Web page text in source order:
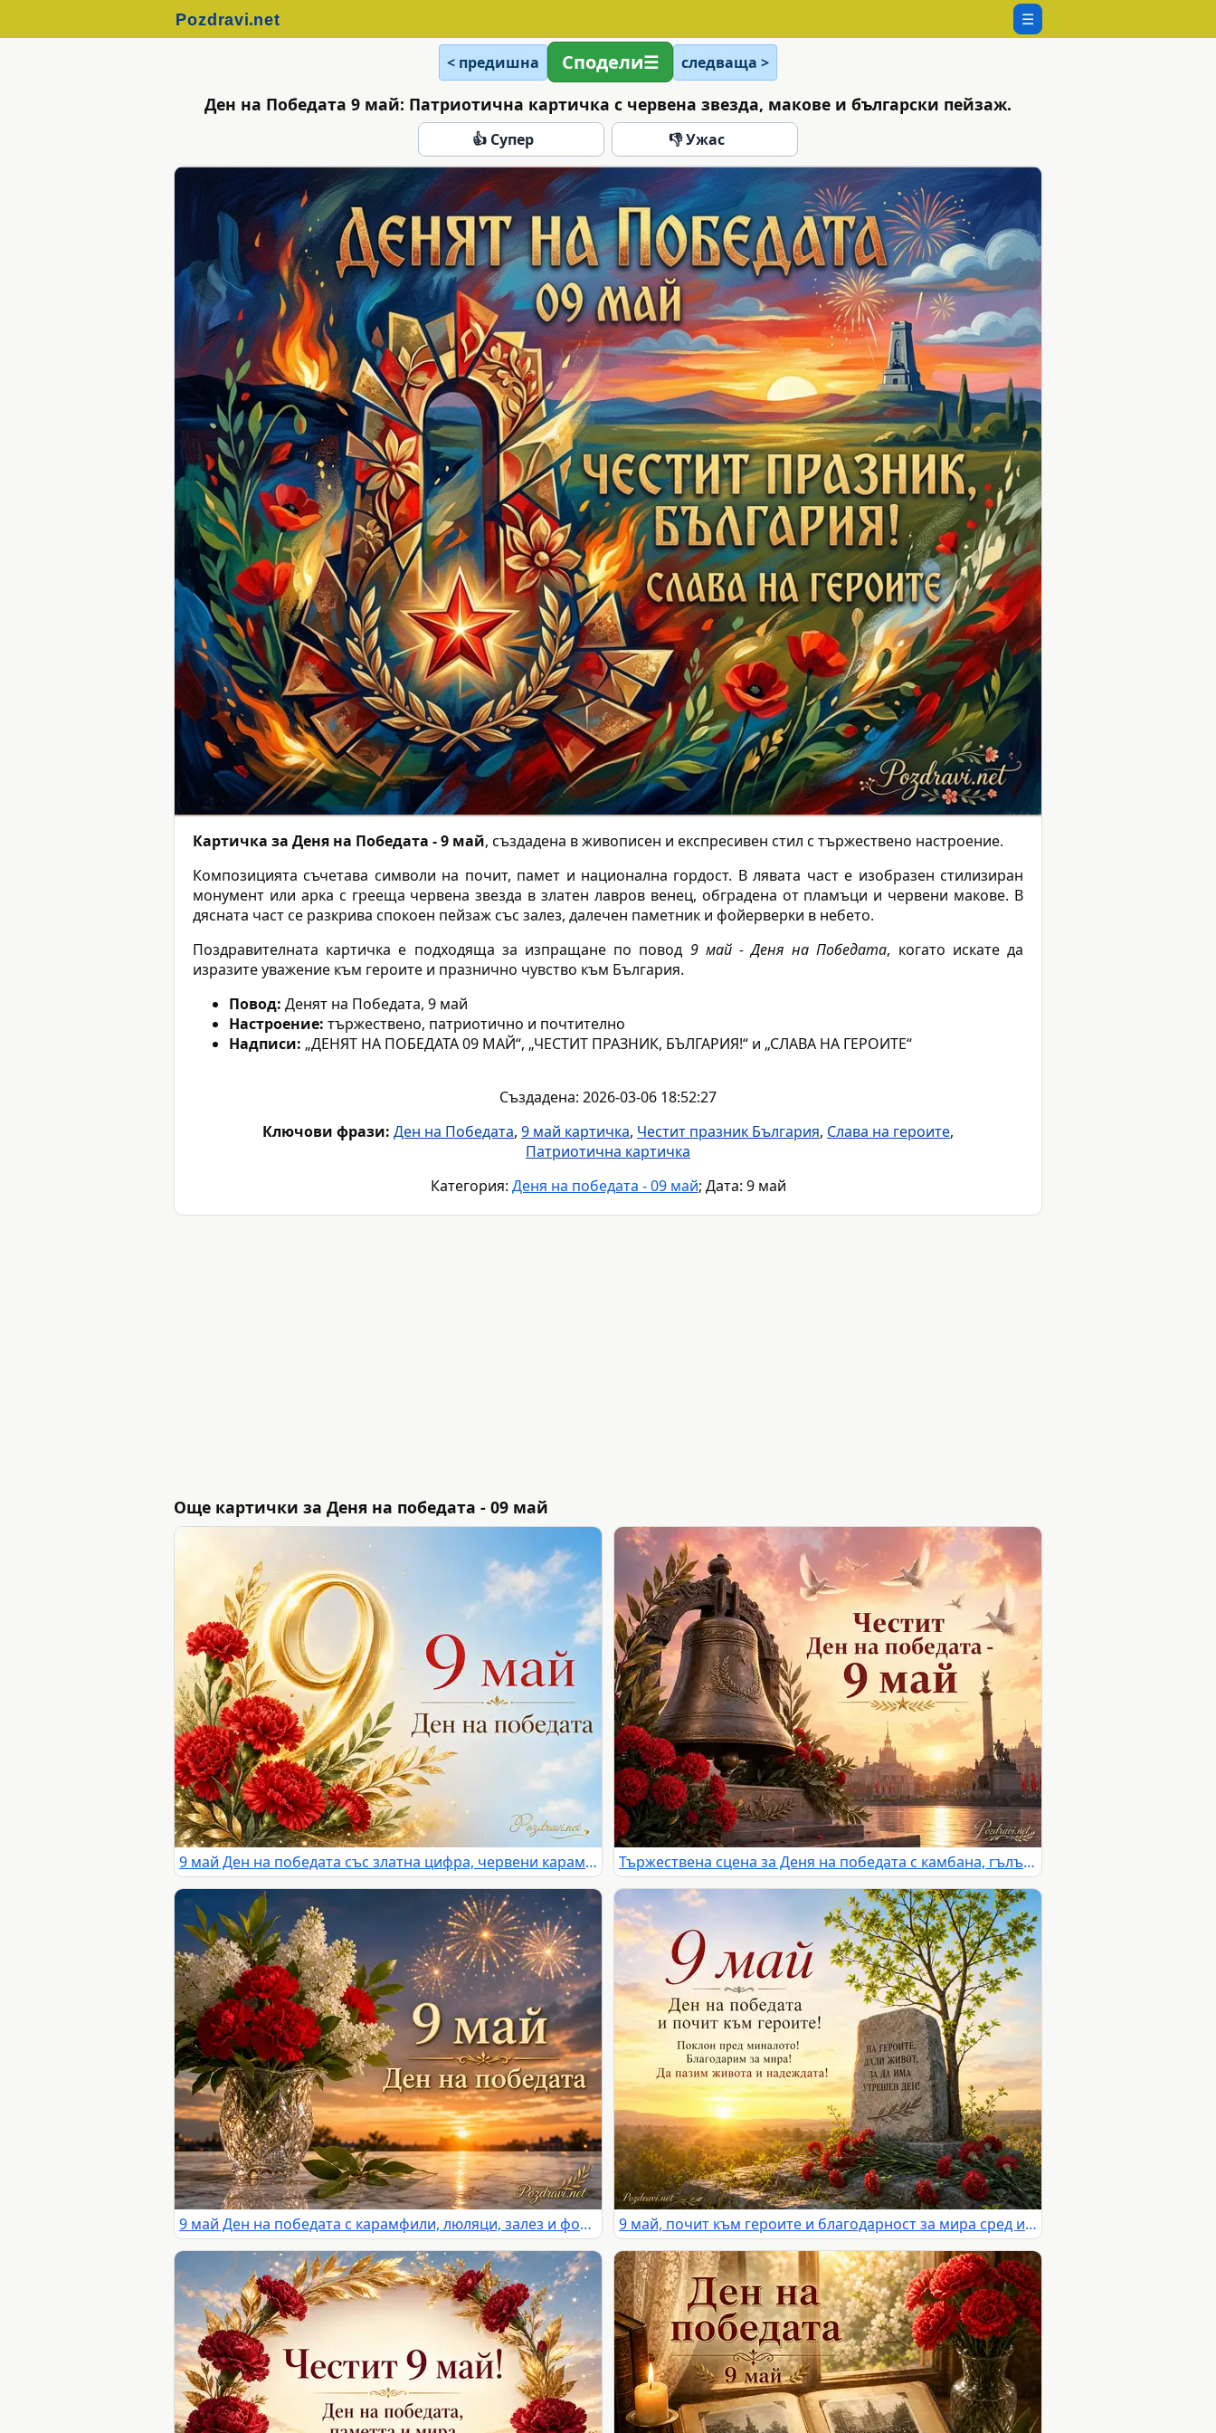
☰
< предишна Сподели следваща >
Ден на Победата 9 май: Патриотична картичка с червена звезда, макове и български пейзаж.
👍 Супер 👎 Ужас
Картичка за Деня на Победата - 9 май, създадена в живописен и експресивен стил с тържествено настроение.
Композицията съчетава символи на почит, памет и национална гордост. В лявата част е изобразен стилизиран
монумент или арка с грееща червена звезда в златен лавров венец, обградена от пламъци и червени макове. В
дясната част се разкрива спокоен пейзаж със залез, далечен паметник и фойерверки в небето.
Поздравителната картичка е подходяща за изпращане по повод 9 май - Деня на Победата, когато искате да
изразите уважение към героите и празнично чувство към България.
Повод: Денят на Победата, 9 май
Настроение: тържествено, патриотично и почтително
Надписи: „ДЕНЯТ НА ПОБЕДАТА 09 МАЙ“, „ЧЕСТИТ ПРАЗНИК, БЪЛГАРИЯ!“ и „СЛАВА НА ГЕРОИТЕ“
Създадена: 2026-03-06 18:52:27
Ключови фрази: Ден на Победата, 9 май картичка, Честит празник България, Слава на героите,
Патриотична картичка
Категория: Деня на победата - 09 май; Дата: 9 май
Още картички за Деня на победата - 09 май
9 май Ден на победата със златна цифра, червени карамфили и празнично сияние Тържествена сцена за Деня на победата с камбана, гълъби, червени цветя и надпис за 9 май
9 май Ден на победата с карамфили, люляци, залез и фойерверки 9 май, почит към героите и благодарност за мира сред изгрев, паметник и червени карамфили